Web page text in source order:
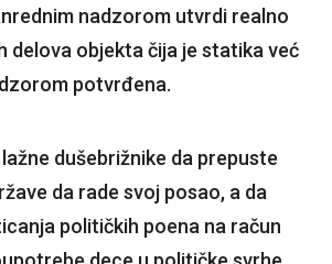
nadzorom utvrdi realno
delova objekta čija je statika već
potvrđena.
dušebrižnike da prepuste
da rade svoj posao, a da
političkih poena na račun